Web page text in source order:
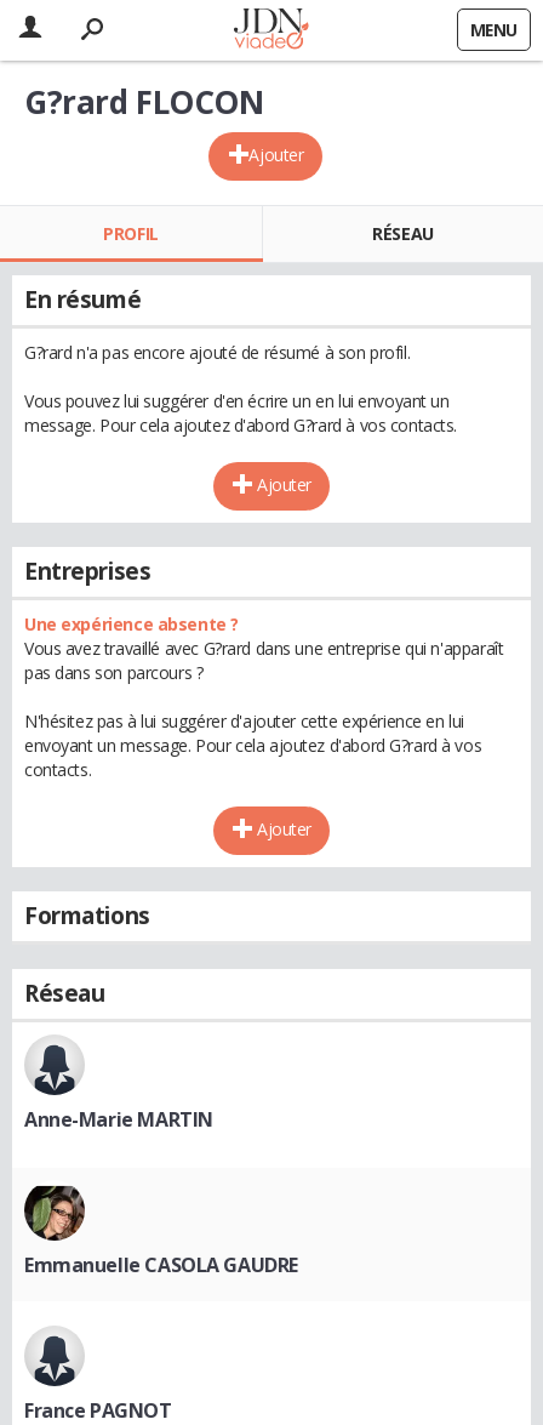
MENU
Ajouter
G?rard FLOCON
PROFIL RÉSEAU
En résumé
G?rard n'a pas encore ajouté de résumé à son profil.
Vous pouvez lui suggérer d'en écrire un en lui envoyant un
message. Pour cela ajoutez d'abord G?rard à vos contacts.
Ajouter
Entreprises
Une expérience absente ?
Vous avez travaillé avec G?rard dans une entreprise qui n'apparaît
pas dans son parcours ?
N'hésitez pas à lui suggérer d'ajouter cette expérience en lui
envoyant un message. Pour cela ajoutez d'abord G?rard à vos
contacts.
Ajouter
Formations
Réseau
Anne-Marie MARTIN
Emmanuelle CASOLA GAUDRE
France PAGNOT